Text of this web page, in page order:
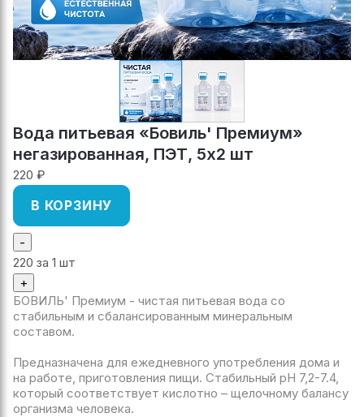
Вода питьевая «Бовиль' Премиум»
негазированная, ПЭТ, 5х2 шт
220 ₽
В КОРЗИНУ
-
220 за 1 шт
+
БОВИЛЬ' Премиум - чистая питьевая вода со
стабильным и сбалансированным минеральным
составом.
Предназначена для ежедневного употребления дома и
на работе, приготовления пищи. Стабильный рН 7,2-7.4,
который соответствует кислотно – щелочному балансу
организма человека.